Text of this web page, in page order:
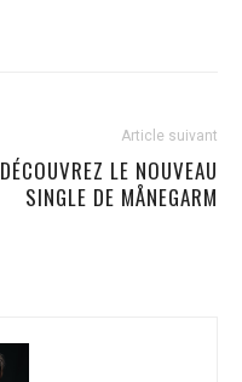
Article suivant
DÉCOUVREZ LE NOUVEAU
SINGLE DE MÅNEGARM